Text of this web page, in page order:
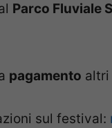
Parco Fluviale
pagamento altri
sul festival: